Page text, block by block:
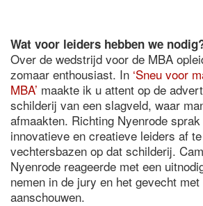
Wat voor leiders hebben we
Over de wedstrijd voor de MBA
zomaar enthousiast. In ‘Sneu voor
MBA’ maakte ik u attent op de
schilderij van een slagveld, waar
afmaakten. Richting Nyenrode
innovatieve en creatieve leiders af
vechtersbazen op dat schilderij.
Nyenrode reageerde met een
nemen in de jury en het gevecht
aanschouwen.